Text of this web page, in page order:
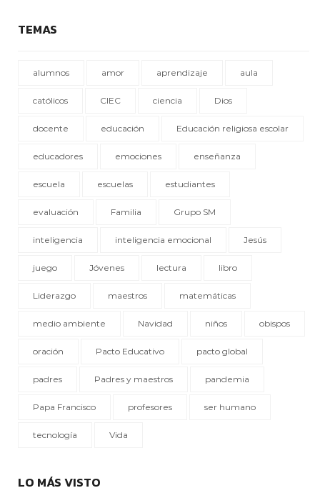
TEMAS
alumnos amor aprendizaje aula
católicos CIEC ciencia Dios
docente educación Educación religiosa escolar
educadores emociones enseñanza
escuela escuelas estudiantes
evaluación Familia Grupo SM
inteligencia inteligencia emocional Jesús
juego Jóvenes lectura libro
Liderazgo maestros matemáticas
medio ambiente Navidad niños obispos
oración Pacto Educativo pacto global
padres Padres y maestros pandemia
Papa Francisco profesores ser humano
tecnología Vida
LO MÁS VISTO